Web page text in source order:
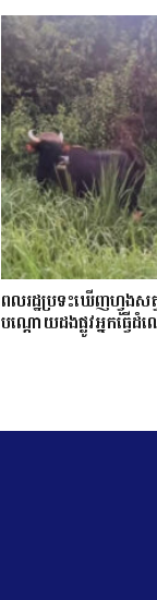
ពលរដ្ឋប្រទះឃេីញហ្វូង
បណ្តោយ​ដងផ្លូវអ្នកធ្វើដំ